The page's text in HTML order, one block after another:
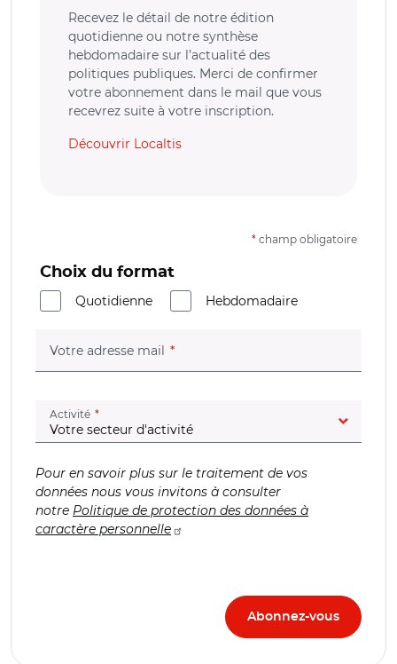
Recevez le détail de notre édition
quotidienne ou notre synthèse
hebdomadaire sur l’actualité des
politiques publiques. Merci de confirmer
votre abonnement dans le mail que vous
recevrez suite à votre inscription.
Découvrir Localtis
* champ obligatoire
Choix du format
Quotidienne
Hebdomadaire
Votre adresse mail (champ obligatoire)
Activité (champ obligatoire)
Pour en savoir plus sur le traitement de vos
données nous vous invitons à consulter
notre Politique de protection des données à
caractère personnelle